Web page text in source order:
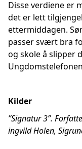
Disse verdiene er
det er lett
ettermiddagen.
passer svært bra
og skole å slipper
Kilder
”Signatur 3”.
ingvild Holen,